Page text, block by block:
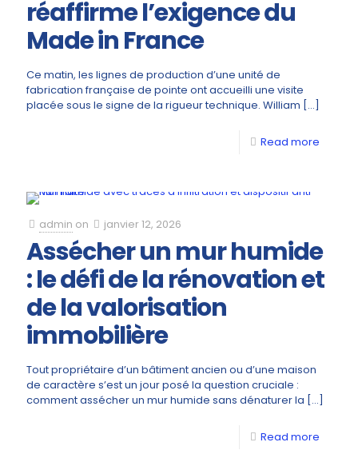
réaffirme l’exigence du
Made in France
Ce matin, les lignes de production d’une unité de
fabrication française de pointe ont accueilli une visite
placée sous le signe de la rigueur technique. William […]
Read more
admin on janvier 12, 2026
Assécher un mur humide
: le défi de la rénovation et
de la valorisation
immobilière
Tout propriétaire d’un bâtiment ancien ou d’une maison
de caractère s’est un jour posé la question cruciale :
comment assécher un mur humide sans dénaturer la […]
Read more